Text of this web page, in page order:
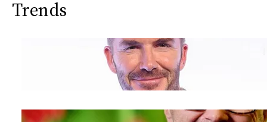
Trends